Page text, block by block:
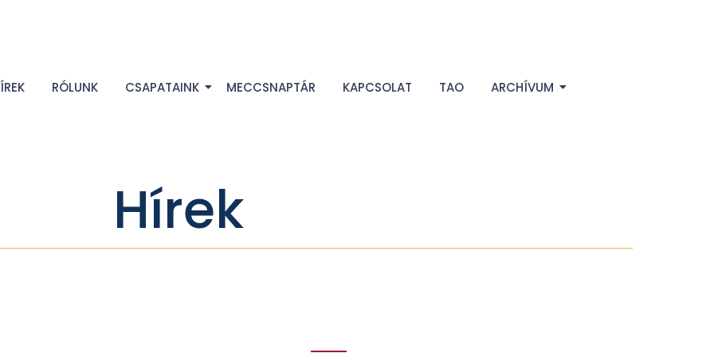
RÓLUNK CSAPATAINK MECCSNAPTÁR KAPCSOLAT TAO ARCHÍVUM
Hírek